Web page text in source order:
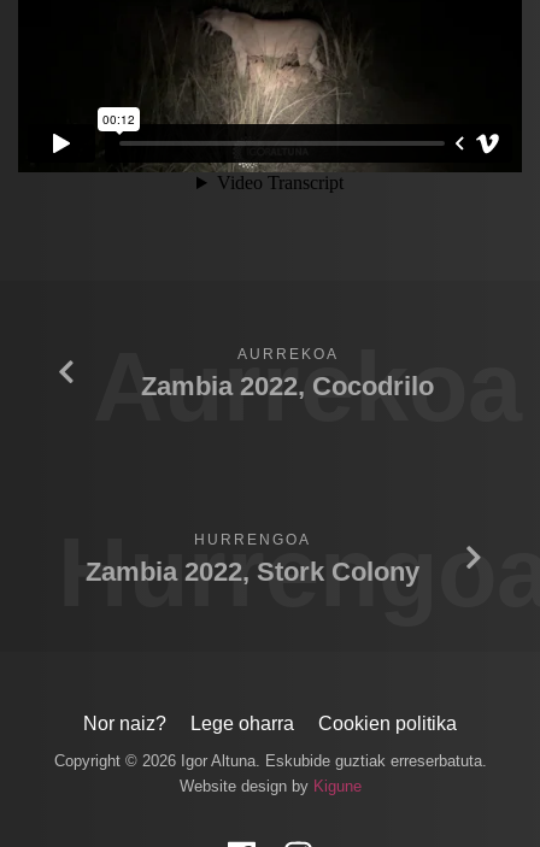
Aurrekoa
AURREKOA
Zambia 2022, Cocodrilo
HURRENGOA
Zambia 2022, Stork Colony
Nor naiz? Lege oharra Cookien politika
Copyright © 2026 Igor Altuna. Eskubide guztiak erreserbatuta.
Website design by Kigune